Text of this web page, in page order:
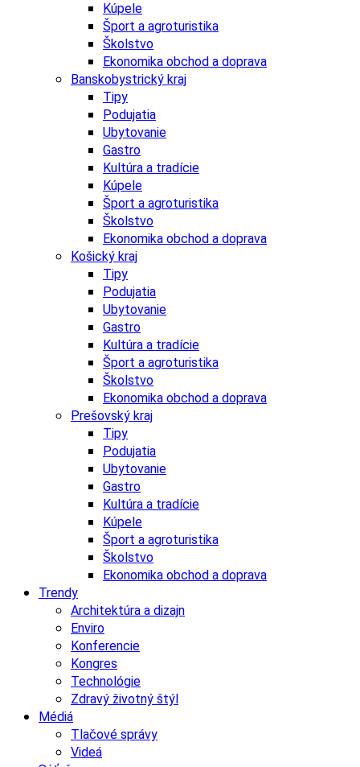
Kúpele
Šport a agroturistika
Školstvo
Ekonomika obchod a doprava
Banskobystrický kraj
Tipy
Podujatia
Ubytovanie
Gastro
Kultúra a tradície
Kúpele
Šport a agroturistika
Školstvo
Ekonomika obchod a doprava
Košický kraj
Tipy
Podujatia
Ubytovanie
Gastro
Kultúra a tradície
Šport a agroturistika
Školstvo
Ekonomika obchod a doprava
Prešovský kraj
Tipy
Podujatia
Ubytovanie
Gastro
Kultúra a tradície
Kúpele
Šport a agroturistika
Školstvo
Ekonomika obchod a doprava
Trendy
Architektúra a dizajn
Enviro
Konferencie
Kongres
Technológie
Zdravý životný štýl
Médiá
Tlačové správy
Videá